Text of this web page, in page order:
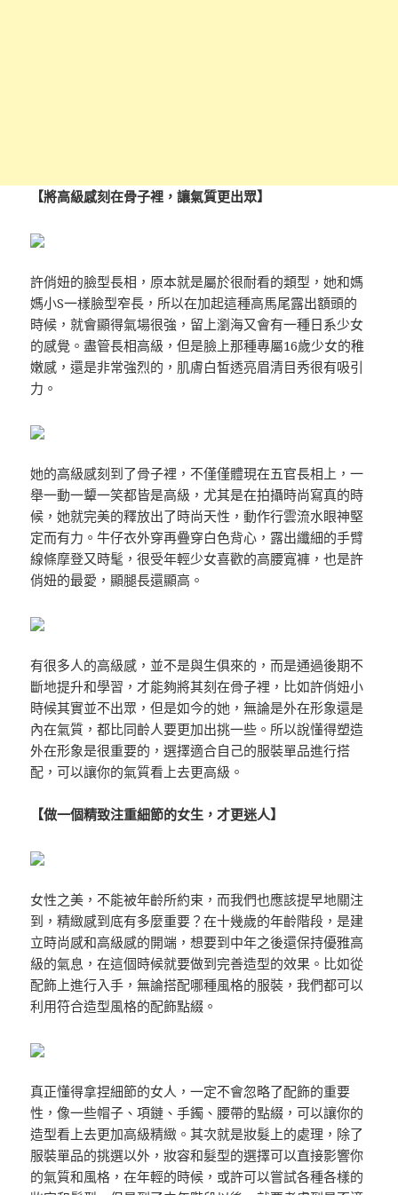
【將高級感刻在骨子裡，讓氣質更出眾】
許俏妞的臉型長相，原本就是屬於很耐看的類型，她和媽
媽小S一樣臉型窄長，所以在加起這種高馬尾露出額頭的
時候，就會顯得氣場很強，留上瀏海又會有一種日系少女
的感覺。盡管長相高級，但是臉上那種專屬16歲少女的稚
嫩感，還是非常強烈的，肌膚白皙透亮眉清目秀很有吸引
力。
她的高級感刻到了骨子裡，不僅僅體現在五官長相上，一
舉一動一顰一笑都皆是高級，尤其是在拍攝時尚寫真的時
候，她就完美的釋放出了時尚天性，動作行雲流水眼神堅
定而有力。牛仔衣外穿再疊穿白色背心，露出纖細的手臂
線條摩登又時髦，很受年輕少女喜歡的高腰寬褲，也是許
俏妞的最愛，顯腿長還顯高。
有很多人的高級感，並不是與生俱來的，而是通過後期不
斷地提升和學習，才能夠將其刻在骨子裡，比如許俏妞小
時候其實並不出眾，但是如今的她，無論是外在形象還是
內在氣質，都比同齡人要更加出挑一些。所以說懂得塑造
外在形象是很重要的，選擇適合自己的服裝單品進行搭
配，可以讓你的氣質看上去更高級。
【做一個精致注重細節的女生，才更迷人】
女性之美，不能被年齡所約束，而我們也應該提早地關注
到，精緻感到底有多麼重要？在十幾歲的年齡階段，是建
立時尚感和高級感的開端，想要到中年之後還保持優雅高
級的氣息，在這個時候就要做到完善造型的效果。比如從
配飾上進行入手，無論搭配哪種風格的服裝，我們都可以
利用符合造型風格的配飾點綴。
真正懂得拿捏細節的女人，一定不會忽略了配飾的重要
性，像一些帽子、項鏈、手鐲、腰帶的點綴，可以讓你的
造型看上去更加高級精緻。其次就是妝髮上的處理，除了
服裝單品的挑選以外，妝容和髮型的選擇可以直接影響你
的氣質和風格，在年輕的時候，或許可以嘗試各種各樣的